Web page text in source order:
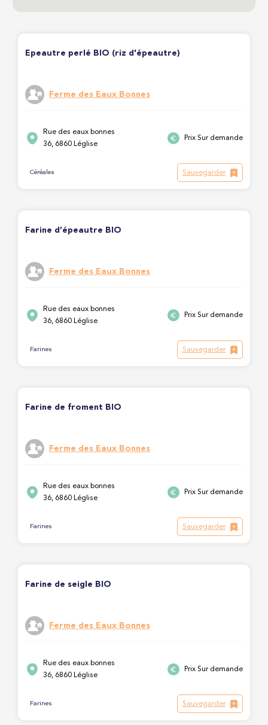
Epeautre perlé BIO (riz d'épeautre)
Ferme des Eaux Bonnes
Rue des eaux bonnes
36, 6860 Léglise
Prix Sur demande
Céréales Sauvegarder
Farine d’épeautre BIO
Ferme des Eaux Bonnes
Rue des eaux bonnes
36, 6860 Léglise
Prix Sur demande
Farines Sauvegarder
Farine de froment BIO
Ferme des Eaux Bonnes
Rue des eaux bonnes
36, 6860 Léglise
Prix Sur demande
Farines Sauvegarder
Farine de seigle BIO
Ferme des Eaux Bonnes
Rue des eaux bonnes
36, 6860 Léglise
Prix Sur demande
Farines Sauvegarder